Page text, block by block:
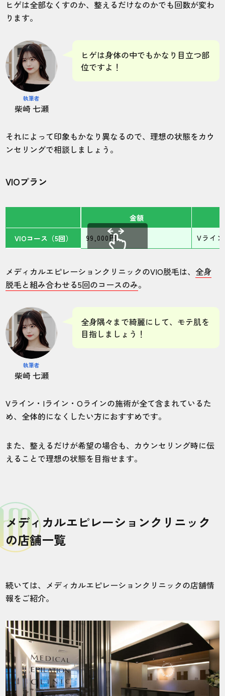
ヒゲは全部なくすのか、整えるだけなのかでも回数が変わ
ります。
執筆者
柴崎 七瀬
ヒゲは身体の中でもかなり目立つ部
位ですよ！
それによって印象もかなり異なるので、理想の状態をカウ
ンセリングで相談しましょう。
VIOプラン
金額
VIOコース（5回） 99,000円 Vライ
メディカルエピレーションクリニックのVIO脱毛は、 全身
脱毛と組み合わせる5回のコースのみ。
執筆者
柴崎 七瀬
全身隅々まで綺麗にして、モテ肌を
目指しましょう！
Vライン・Iライン・Oラインの施術が全て含まれているた
め、全体的になくしたい方におすすめです。
また、整えるだけが希望の場合も、カウンセリング時に伝
えることで理想の状態を目指せます。
メディカルエピレーションクリニック
の店舗一覧
続いては、メディカルエピレーションクリニックの店舗情
報をご紹介。